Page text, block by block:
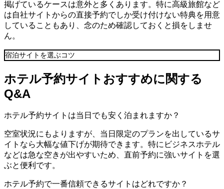
掲げているケースは意外と多くあります。特に高級旅館など
は自社サイトからの直接予約でしか受け付けない特典を用意
していることもあり、念のため確認しておくと損をしませ
ん。
宿泊サイトを選ぶコツ
ホテル予約サイトおすすめに関する
Q&A
ホテル予約サイトは当日でも安く泊まれますか？
空室状況にもよりますが、当日限定のプランを出しているサ
イトなら大幅な値下げが期待できます。特にビジネスホテル
などは急な空きが出やすいため、直前予約に強いサイトを選
ぶと便利です。
ホテル予約で一番信頼できるサイトはどれですか？